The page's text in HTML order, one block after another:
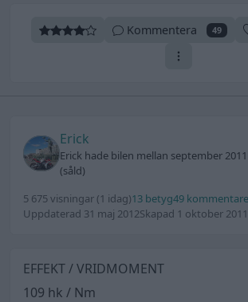
Kommentera 49
Erick
Erick hade bilen mellan september
(såld)
5 675 visningar (1 idag)13 betyg49
Uppdaterad 31 maj 2012Skapad 1 oktober 2011
EFFEKT / VRIDMOMENT
109 hk / Nm